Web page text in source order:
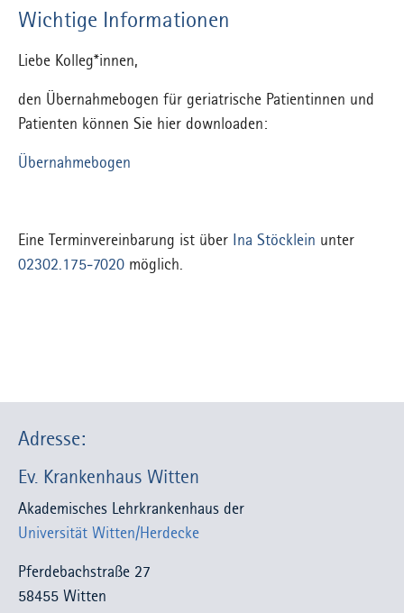
Wichtige Informationen
Liebe Kolleg*innen,
den Übernahmebogen für geriatrische Patientinnen und
Patienten können Sie hier downloaden:
Übernahmebogen
Eine Terminvereinbarung ist über Ina Stöcklein unter
02302.175-7020 möglich.
Adresse:
Ev. Krankenhaus Witten
Akademisches Lehrkrankenhaus der
Universität Witten/Herdecke
Pferdebachstraße 27
58455 Witten